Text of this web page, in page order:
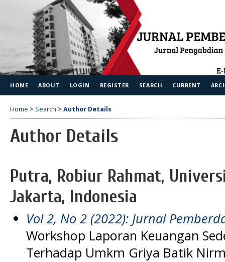
HOME ABOUT LOGIN REGISTER SEARCH CURRENT
Home > Search > Author Details
Author Details
Putra, Robiur Rahmat,
Jakarta, Indonesia
Vol 2, No 2 (2022): Jurnal
Workshop Laporan Keuangan
Terhadap Umkm Griya Batik